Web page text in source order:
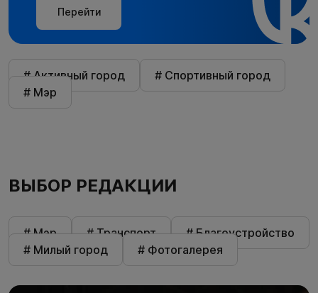
Перейти
# Активный город
# Спортивный город
# Мэр
ВЫБОР РЕДАКЦИИ
# Мэр # Транспорт
# Благоустройство
# Милый город
# Фотогалерея